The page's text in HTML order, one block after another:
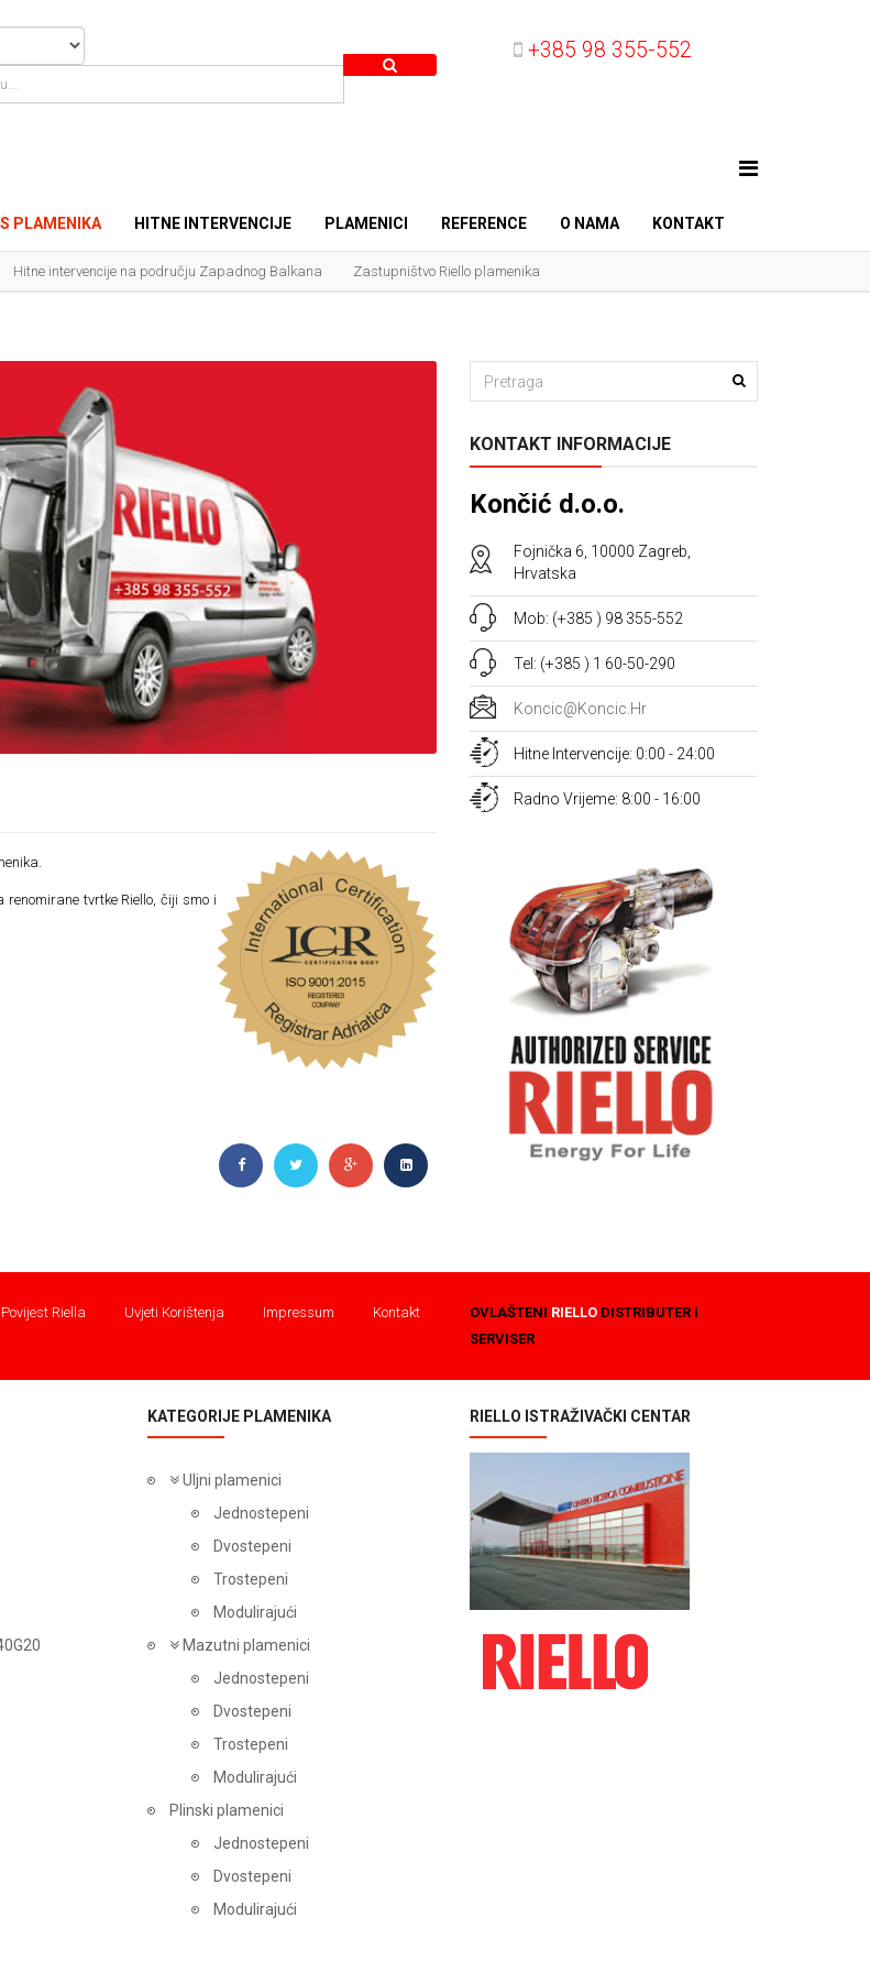
+385 98 355-552
PLAMENIKA HITNE INTERVENCIJE PLAMENICI REFERENCE O NAMA KONTAKT
Hitne intervencije na području Zapadnog Balkana Zastupništvo Riello plamenika
tvrtke Riello, čiji smo i
KONTAKT INFORMACIJE
Končić d.o.o.
Fojnička 6, 10000 Zagreb,
Hrvatska
Mob: (+385 ) 98 355-552
Tel: (+385 ) 1 60-50-290
Koncic@koncic.hr
Hitne Intervencije: 0:00 - 24:00
Radno Vrijeme: 8:00 - 16:00
Povijest Riella Uvjeti Korištenja Impressum Kontakt OVLAŠTENI RIELLODISTRIBUTER I
SERVISER
KATEGORIJE PLAMENIKA
Uljni plamenici
Jednostepeni
Dvostepeni
Trostepeni
Modulirajući
Mazutni plamenici
Jednostepeni
Dvostepeni
Trostepeni
Modulirajući
Plinski plamenici
Jednostepeni
Dvostepeni
Modulirajući
RIELLO ISTRAŽIVAČKI CENTAR